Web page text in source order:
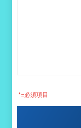
*=必須項目